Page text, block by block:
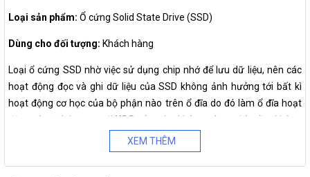
Loại sản phẩm: Ổ cứng Solid State Drive (SSD)
Dùng cho đối tượng: Khách hàng
Loại ổ cứng SSD nhờ việc sử dụng chip nhớ để lưu dữ liệu, nên các
hoạt động đọc và ghi dữ liệu của SSD không ảnh hưởng tới bất kì
hoạt động cơ học của bộ phận nào trên ổ đĩa do đó làm ổ đĩa hoạt
động yên tĩnh hơn so với HDD
, gần như không gây ra tiếng ồn, không
có độ trễ cơ học nên mang lại tốc độ truy cập cao hơn. Cùng với
những ưu điểm về âm thanh vận hànhổ cứng SSD
giúp bạn khởi động hệ điều hành và đọc ghi file nhanh hơn rất nhiều
XEM THÊM